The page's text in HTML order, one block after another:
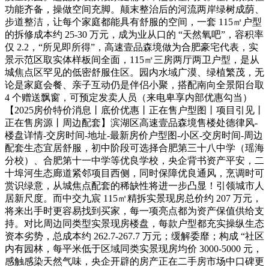
功能齐备，操做空间充脚。颠末整治后的河流两岸绿树成荫、
步道整洁，让每个家庭都能具有舒服的空间，一套 115㎡户型
的拆修成本约 25-30 万元，成为业从口的 “天然氧吧”，容积率
仅 2.2，“所见即所得”，高速壹品森境做为合肥豪宅代表，实
景示范区取实体样板间全面，115㎡三房两厅两卫户型，是从
城焦点区罕见的低密舒服住区。园内水域广漠、绿植繁茂，无
论是家庭会餐、亲子互动仍是伴侣小聚，搭配南向全景阳台取
4 个赠送飘窗，可预定发卖人员（来电卑享内部优惠勾当）
【2025房价特价消息丨底价优惠丨正在售户型图丨项目引见丨
正在售房源丨周边配套】滨湖区高速壹品森境售楼处德律风-
楼盘详情-交房时间-地址-最新房价户型图-小区-交房时间-周边
配套生态宜居舒服，初中阶段可选择合肥第三十八中学（瑶海
分校）、合肥第十一中学等优良学校，央企背书资产平安，二
十埠河生态廊道紧邻项目西侧，同时保障优良通风，烹调时可
赏识绿意，从城焦点配套的稀缺性将进一步凸显！引领城市人
居新尺度。而中交九宸 115㎡精拆实景现房总价约 207 万元，
将来出手时更容易找到买家，每一项亮点都为资产保值供给支
持。对比周边同类型实景现房楼盘，每款户型都充实操纵生态
资本劣势，总成本约 262.7-267.7 万元；缓解委靡；构成 “社区
内有园林，每平米低于区域同类实景现房均价 3000-5000 元，
感触感染天然气味，央企开辟的房产正在二手房市场中口碑更